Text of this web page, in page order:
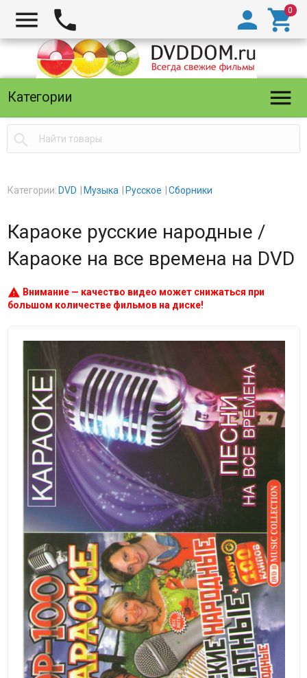
  

Категории 

Категории: DVD Музыка Русское Сборники
Караоке русские народные /
Караоке на все времена на DVD
warning Внимание — качество видео может снижаться при
большом количестве фильмов на диске!